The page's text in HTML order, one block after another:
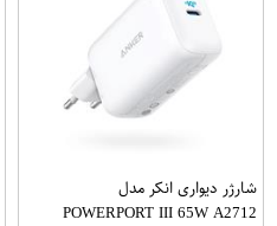
شارژر دیواری انکر مدل
POWERPORT III 65W A2712